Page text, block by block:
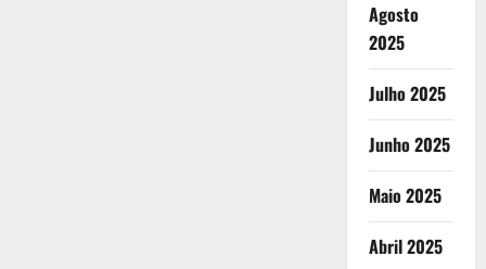
Agosto
2025
Julho 2025
Junho 2025
Maio 2025
Abril 2025